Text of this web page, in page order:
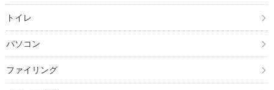
トイレ
パソコン
ファイリング